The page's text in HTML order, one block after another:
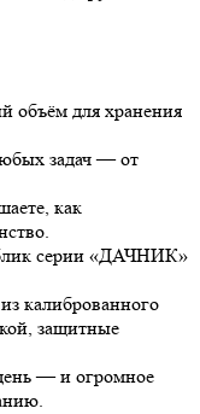
объём для хранения
задач — от
как
серии «ДАЧНИК»
калиброванного
защитные
— и огромное